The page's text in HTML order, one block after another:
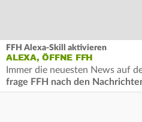
FFH Alexa-Skill aktivieren
ALEXA, ÖFFNE FFH
Immer die neuesten News auf
frage FFH nach den